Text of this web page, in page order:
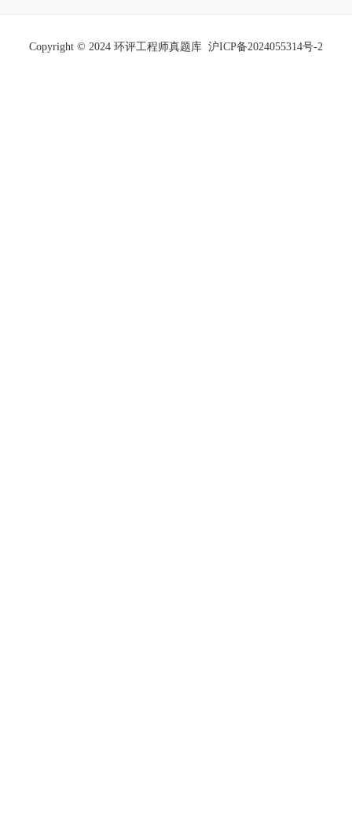
Copyright © 2024 环评工程师真题库 沪ICP备2024055314号-2